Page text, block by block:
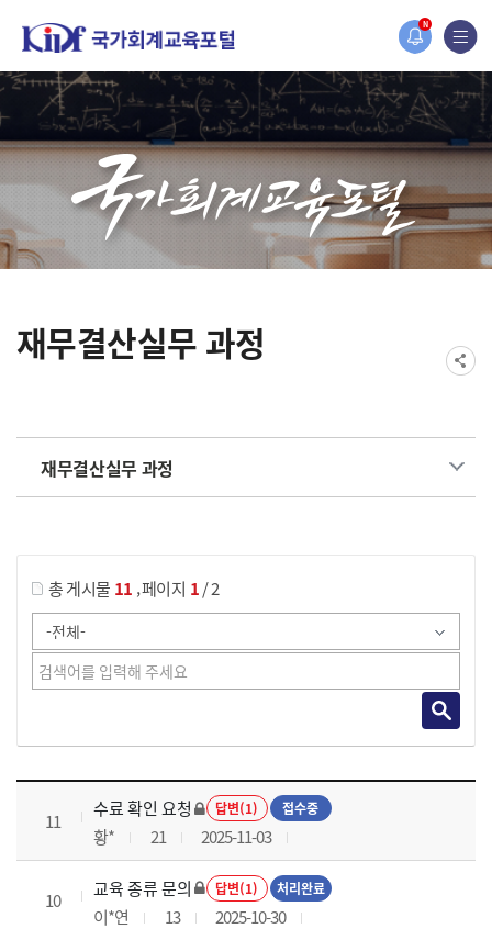
N
홈페이지가 새롭게 개편되었습니다.
한국조세재정연구원홈페이지가 새롭게 개설되었습니다.
재무결산실무 과정
재무결산실무 과정
총 게시물 11 ,페이지 1/ 2
재무결산실무 과정 목록 으로 번호, 제목, 작성자, 조회수, 등록 일로 나열 되고 있습니다.
11
수료 확인 요청 답변(1) 접수중
황* 21 2025-11-03
10
교육 종류 문의 답변(1) 처리완료
이*연 13 2025-10-30